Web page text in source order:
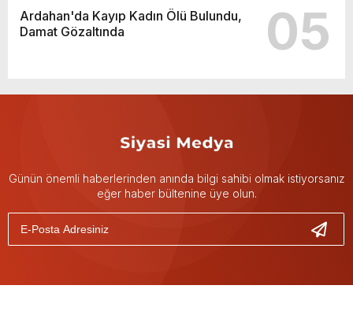
Ardahan'da Kayıp Kadın Ölü Bulundu,
Damat Gözaltında
05
Günün önemli haberlerinden anında bilgi sahibi olmak istiyorsanız
eğer haber bültenine üye olun.